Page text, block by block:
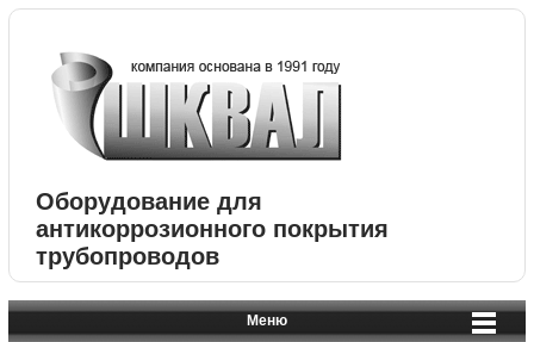
Оборудование для
антикоррозионного покрытия
трубопроводов
Меню